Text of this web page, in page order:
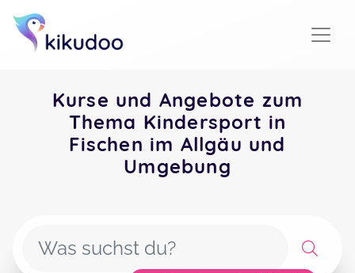
Kurse und Angebote zum
Thema Kindersport in
Fischen im Allgäu und
Umgebung